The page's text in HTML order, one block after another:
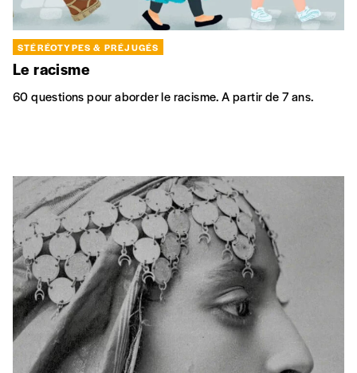
STÉRÉOTYPES & PRÉJUGÉS
Le racisme
60 questions pour aborder le racisme. A partir de 7 ans.